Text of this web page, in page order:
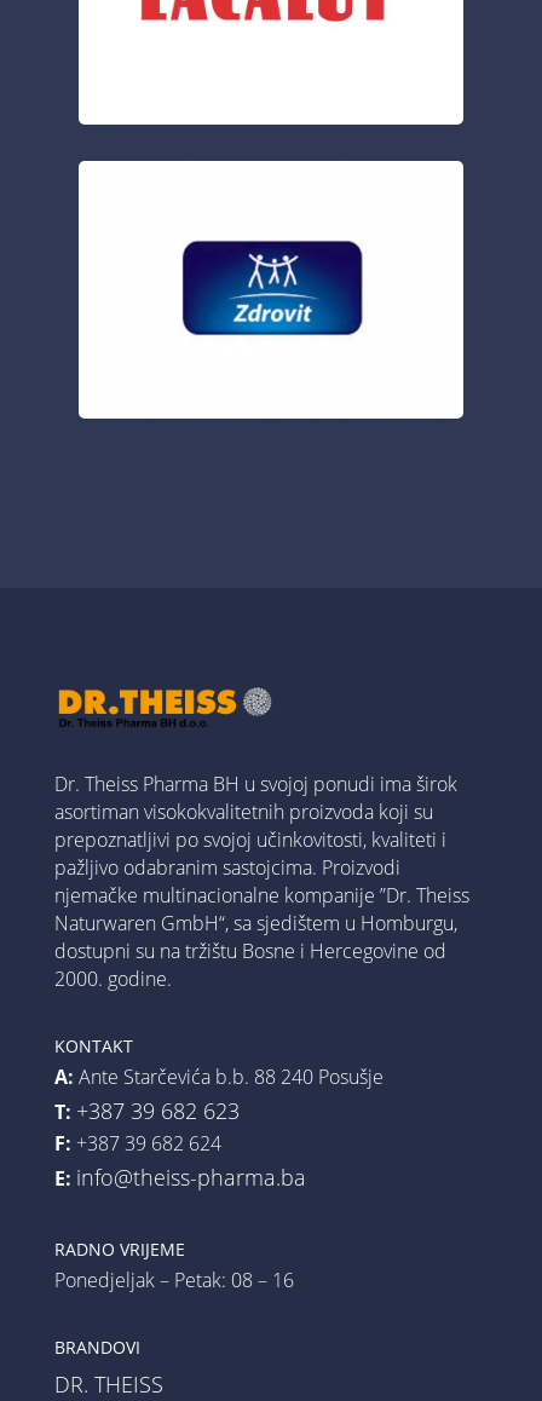
Dr. Theiss Pharma BH u svojoj ponudi ima širok
asortiman visokokvalitetnih proizvoda koji su
prepoznatljivi po svojoj učinkovitosti, kvaliteti i
pažljivo odabranim sastojcima. Proizvodi
njemačke multinacionalne kompanije ”Dr. Theiss
Naturwaren GmbH“, sa sjedištem u Homburgu,
dostupni su na tržištu Bosne i Hercegovine od
2000. godine.
KONTAKT
A: Ante Starčevića b.b. 88 240 Posušje
T: +387 39 682 623
F: +387 39 682 624
E: info@theiss-pharma.ba
RADNO VRIJEME
Ponedjeljak – Petak: 08 – 16
BRANDOVI
DR. THEISS